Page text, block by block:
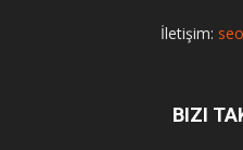
İletişim:
BIZI